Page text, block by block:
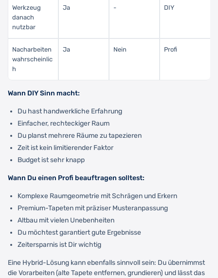
Werkzeug
danach
nutzbar
Ja - DIY
Nacharbeiten
wahrscheinlic
h
Ja Nein Profi
Wann DIY Sinn macht:
Du hast handwerkliche Erfahrung
Einfacher, rechteckiger Raum
Du planst mehrere Räume zu tapezieren
Zeit ist kein limitierender Faktor
Budget ist sehr knapp
Wann Du einen Profi beauftragen solltest:
Komplexe Raumgeometrie mit Schrägen und Erkern
Premium-Tapeten mit präziser Musteranpassung
Altbau mit vielen Unebenheiten
Du möchtest garantiert gute Ergebnisse
Zeitersparnis ist Dir wichtig
Eine Hybrid-Lösung kann ebenfalls sinnvoll sein: Du übernimmst
die Vorarbeiten (alte Tapete entfernen, grundieren) und lässt das